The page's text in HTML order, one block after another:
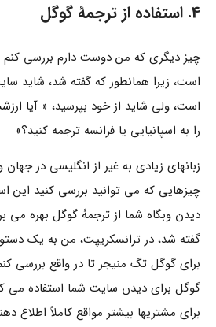
4. استفاده از ترجمۀ گوگل
چیز دیگری که من دوست دارم بررسی کنم
است، زیرا همانطور که گفته شد، شاید
است، ولی شاید از خود بپرسید، « آیا
را به اسپانیایی یا فرانسه ترجمه کنید؟»
زبانهای زیادی به غیر از انگلیسی در جهان
چیزهایی که می توانید بررسی کنید این
دیدن وبگاه شما از ترجمۀ گوگل بهره می
برای گوگل تگ منیجر تا در واقع بررسی
گوگل برای دیدن سایت شما استفاده می
برای مشتریها بیشتر مواقع کاملاً اطلاع